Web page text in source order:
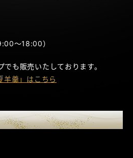
～18:00）
も販売いたしております。
羊羹」はこちら